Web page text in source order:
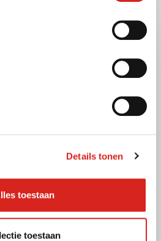
Details tonen
toestaan
toestaan
Zorg
en
op de NICU